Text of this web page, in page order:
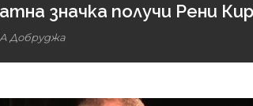
значка получи Рени
Добруджа